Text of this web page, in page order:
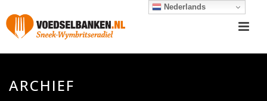
ARCHIEF
Nederlands